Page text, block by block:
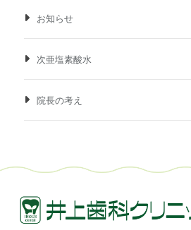
お知らせ
次亜塩素酸水
院長の考え